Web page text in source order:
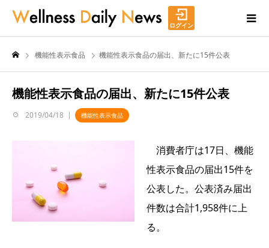
ログイン
機能性表示食品 機能性表示食品の届出、新たに15件公表
機能性表示食品の届出、新たに15件公表
2019/04/18 機能性表示食品
消費者庁は17日、機能
性表示食品の届出15件を
公表した。公表済み届出
件数は合計1,958件に上
る。